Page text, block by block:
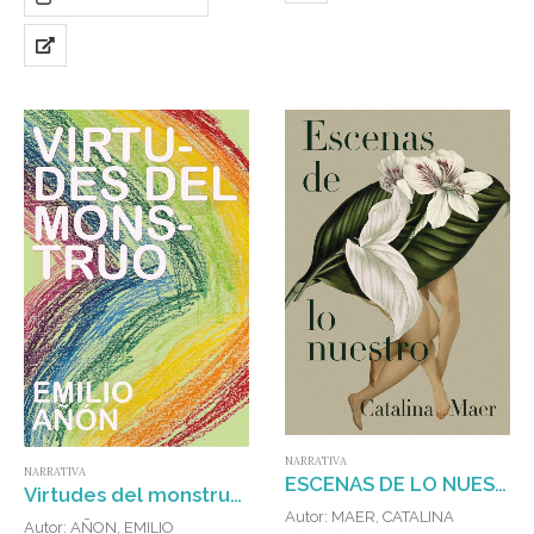
a…
NARRATIVA
Virtudes del monstruo : Memoria de una infancia transgénero
Autor: AÑON, EMILIO
NARRATIVA
ESCENAS DE LO NUESTRO
Autor: MAER, CATALINA